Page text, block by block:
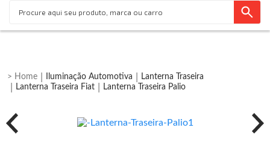
Iluminação Automotiva
Lanterna Traseira
Lanterna Traseira Fiat
Lanterna Traseira Palio